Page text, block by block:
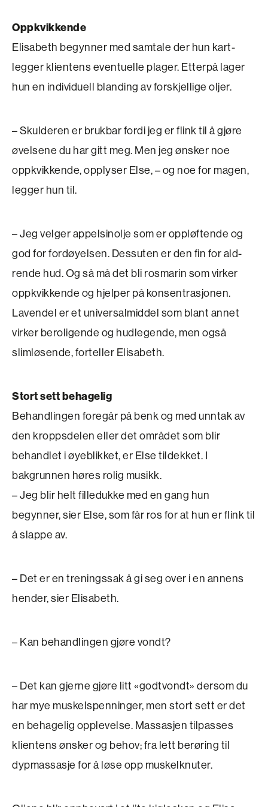
Oppkvikkende
Elisabeth begynner med samtale der hun kart­
legger klientens eventuelle plager. Etterpå lager
hun en individuell blanding av forskjellige oljer.
– Skulderen er brukbar fordi jeg er flink til å gjøre
øvelsene du har gitt meg. Men jeg ønsker noe
oppkvikkende, opplyser Else, – og noe for magen,
legger hun til.
– Jeg velger appelsinolje som er oppløftende og
god for fordøyelsen. Dessuten er den fin for ald­
rende hud. Og så må det bli rosmarin som virker
oppkvikkende og hjelper på konsentrasjonen.
Lavendel er et universalmiddel som blant annet
virker beroligende og hudlegende, men også
slimløsende, forteller Elisabeth.
Stort sett behagelig
Behandlingen foregår på benk og med unntak av
den kroppsdelen eller det området som blir
behandlet i øyeblikket, er Else tildekket. I
bakgrunnen høres rolig musikk.
– Jeg blir helt filledukke med en gang hun
begynner, sier Else, som får ros for at hun er flink til
å slappe av.
– Det er en treningssak å gi seg over i en annens
hender, sier Elisabeth.
– Kan behandlingen gjøre vondt?
– Det kan gjerne gjøre litt «godtvondt» dersom du
har mye muskelspenninger, men stort sett er det
en behagelig opplevelse. Massasjen tilpasses
klientens ønsker og behov; fra lett berøring til
dypmassasje for å løse opp muskelknuter.